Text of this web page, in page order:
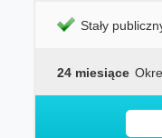
Stały
24 miesiące